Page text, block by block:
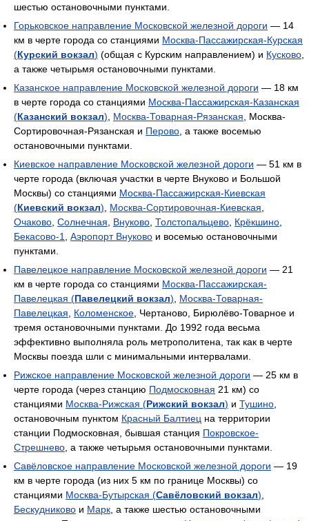
шестью остановочными пунктами.
Горьковское направление Московской железной дороги — 14
км в черте города со станциями Москва-Пассажирская-Курская
(Курский вокзал) (общая с Курским направлением) и Кусково
а также четырьмя остановочными пунктами.
Казанское направление Московской железной дороги — 18 км
в черте города со станциями Москва-Пассажирская-Казанская
(Казанский вокзал) Москва-Товарная-Рязанская , Москва-
Сортировочная-Рязанская и Перово , а также восемью
остановочными пунктами.
Киевское направление Московской железной дороги — 51 км в
черте города (включая участки в черте Внуково и Большой
Москвы) со станциями Москва-Пассажирская-Киевская
(Киевский вокзал) Москва-Сортировочная-Киевская
Очаково Солнечная Внуково Толстопальцево Крёкшино
Бекасово-1
Аэропорт Внуково и восемью остановочными
пунктами.
Павелецкое направление Московской железной дороги — 21
км в черте города со станциями Москва-Пассажирская-
Павелецкая (Павелецкий вокзал)
Москва-Товарная-
Павелецкая
Коломенское , Чертаново, Бирюлёво-Товарное и
тремя остановочными пунктами. До 1992 года весьма
эффективно выполняла роль метрополитена, так как в черте
Москвы поезда шли с минимальными интервалами.
Рижское направление Московской железной дороги — 25 км в
черте города (через станцию Подмосковная 21 км) со
станциями Москва-Рижская (Рижский вокзал) и Тушино
остановочным пунктом Красный Балтиец на территории
станции Подмосковная, бывшая станция Покровское-
Стрешнево , а также четырьмя остановочными пунктами.
Савёловское направление Московской железной дороги — 19
км в черте города (из них 5 км по границе Москвы) со
станциями Москва-Бутырская (Савёловский вокзал)
Бескудниково и Марк , а также шестью остановочными